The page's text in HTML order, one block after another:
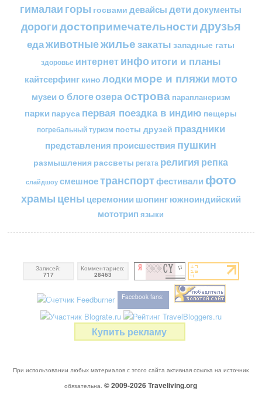
гималаи горы госвами девайсы детидокументы
дорогидостопримечательностидрузья
едаживотныежильезакаты западные гаты
здоровье интернетинфоитоги и планы
кайтсерфинг кино лодкиморе и пляжимото
музеи о блогеозераострова парапланеризм
парки паруса первая поездка в индию пещеры
погребальный туризм посты друзей праздники
представления происшествия пушкин
размышления рассветы регата религия репка
слайдшоу смешноетранспортфестивали фото
храмы цены церемонии шопингюжноиндийский
мототрип языки
Записей:
717
Комментариев:
28463
Facebook fans:
Купить рекламу
При использовании любых материалов с этого сайта активная ссылка на источник
обязательна. © 2009-2026Traveliving.org